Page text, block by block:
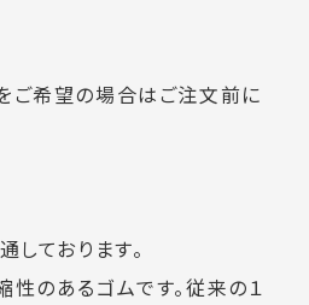
ご希望の場合はご注文前に
しております。
のあるゴムです。従来の１